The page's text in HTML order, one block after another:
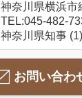
神奈川県横浜市
TEL:045-482-
神奈川県知事
お問い合わ